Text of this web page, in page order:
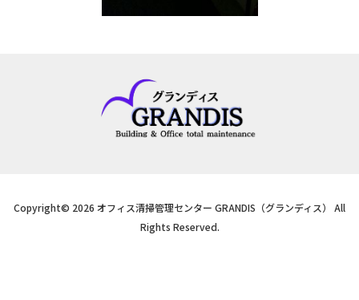
Copyright© 2026 オフィス清掃管理センター GRANDIS（グランディス） All
Rights Reserved.